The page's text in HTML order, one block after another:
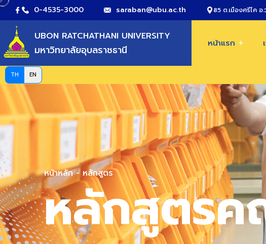
0-4535-3000 saraban@ubu.ac.th 85 ต.เมืองศรีไค อ
UBON RATCHATHANI UNIVERSITY
มหาวิทยาลัยอุบลราชธานี
หน้าแรก
TH EN
หน้าหลัก - หลักสูตร
หลักสูตรค